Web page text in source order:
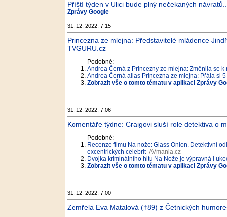
Příští týden v Ulici bude plný nečekaných
Zprávy Google
31. 12. 2022, 7:15
Princezna ze mlejna: Představitelé mládence
TVGURU.cz
Podobné:
Andrea Černá z Princezny ze mlejna: Změnila se k
Andrea Černá alias Princezna ze mlejna: Přála si
Zobrazit vše o tomto tématu v aplikaci Zprávy
31. 12. 2022, 7:06
Komentáře týdne: Craigovi sluší role detektiva o
Podobné:
Recenze filmu Na nože: Glass Onion. Detektivní
excentrických celebrit AVmania.cz
Dvojka kriminálního hitu Na Nože je výpravná i
Zobrazit vše o tomto tématu v aplikaci Zprávy
31. 12. 2022, 7:00
Zemřela Eva Matalová (†89) z Četnických